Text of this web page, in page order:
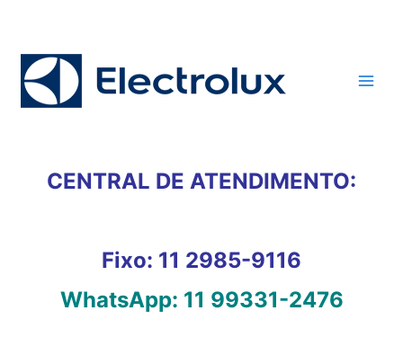
conteúdo
CENTRAL DE ATENDIMENTO:
Fixo: 11 2985-9116
WhatsApp: 11 99331-2476